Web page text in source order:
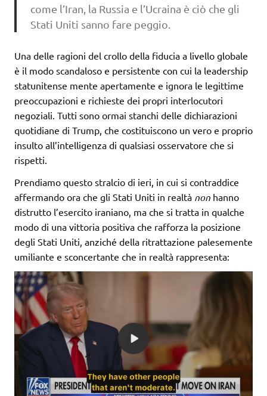
come l’Iran, la Russia e l’Ucraina è ciò che gli
Stati Uniti sanno fare peggio.
Una delle ragioni del crollo della fiducia a livello globale
è il modo scandaloso e persistente con cui la leadership
statunitense mente apertamente e ignora le legittime
preoccupazioni e richieste dei propri interlocutori
negoziali. Tutti sono ormai stanchi delle dichiarazioni
quotidiane di Trump, che costituiscono un vero e proprio
insulto all’intelligenza di qualsiasi osservatore che si
rispetti.
Prendiamo questo stralcio di ieri, in cui si contraddice
affermando ora che gli Stati Uniti in realtà non hanno
distrutto l’esercito iraniano, ma che si tratta in qualche
modo di una vittoria positiva che rafforza la posizione
degli Stati Uniti, anziché della ritrattazione palesemente
umiliante e sconcertante che in realtà rappresenta: